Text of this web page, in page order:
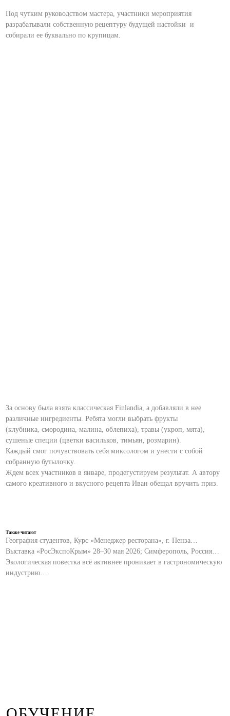
Под чутким руководством мастера, участники мероприятия
разрабатывали собственную рецептуру будущей настойки и
собирали ее буквально по крупицам.
За основу была взята классическая Finlandia, а добавляли в нее
различные ингредиенты. Ребята могли выбрать фрукты
(клубника, смородина, малина, облепиха), травы (укроп, мята),
сушеные специи (цветки васильков, тимьян, розмарин).
Каждый смог почувствовать себя миксологом и унести с собой
собранную бутылочку.
Ждем всех участников в январе, продегустируем результат. А автору
самого креативного и вкусного рецепта Иван обещал вручить приз.
Также читают
География студентов, Курс «Менеджер ресторана», г. Пенза…
Выставка «РосЭкспоКрым» 28–30 мая 2026; Симферополь, Россия…
Экологическая повестка всё активнее проникает в гастрономическую
индустрию….